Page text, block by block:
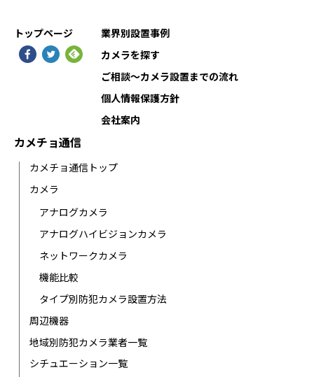
トップページ
業界別設置事例
カメラを探す
ご相談〜カメラ設置までの流れ
個人情報保護方針
会社案内
カメチョ通信
カメチョ通信トップ
カメラ
アナログカメラ
アナログハイビジョンカメラ
ネットワークカメラ
機能比較
タイプ別防犯カメラ設置方法
周辺機器
地域別防犯カメラ業者一覧
シチュエーション一覧